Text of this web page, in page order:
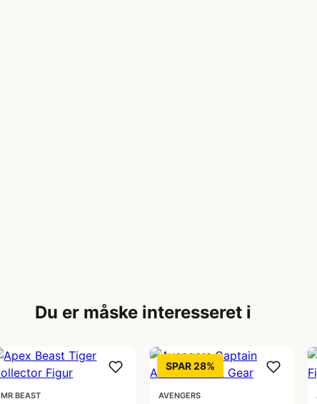
Du er måske interesseret i
MR BEAST
SPAR 28%
AVENGERS